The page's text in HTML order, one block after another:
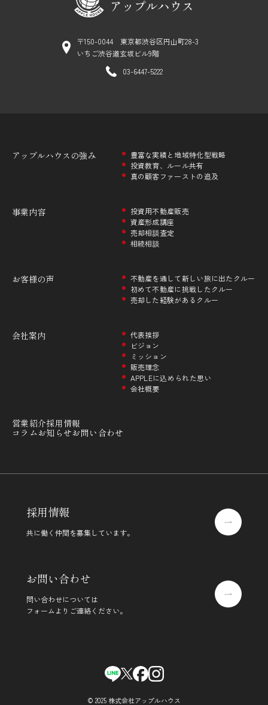
〒150-0044 東京都渋谷区円山町28-3
いちご渋谷道玄坂ビル9階
03-6447-5222
アップルハウスの強み
豊富な実績と地域特化型戦略
投資教育、ルール共有
真の顧客ファーストの追及
事業内容
投資用不動産販売
資産形成講座
売却相談査定
相続相談
お客様の声
不動産を通して新しい旅に出たクルー
初めて不動産に挑戦したクルー
売却した経験があるクルー
会社案内
代表挨拶
ビジョン
ミッション
販売理念
APPLEに込められた思い
会社概要
営業紹介採用情報
コラムお知らせお問い合わせ
採用情報
共に働く仲間を募集しています。
お問い合わせ
問い合わせについては
フォームよりご連絡ください。
© 2025 株式会社アップルハウス